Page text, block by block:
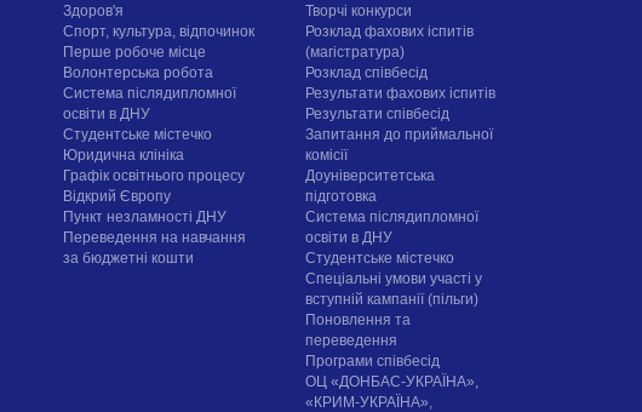
Здоров'я
Спорт, культура, відпочинок
Перше робоче місце
Волонтерська робота
Система післядипломної
освіти в ДНУ
Cтудентське містечко
Юридична клініка
Графік освітнього процесу
Відкрий Європу
Пункт незламності ДНУ
Переведення на навчання
за бюджетні кошти
Творчі конкурси
Розклад фахових іспитів
(магістратура)
Розклад співбесід
Результати фахових іспитів
Результати співбесід
Запитання до приймальної
комісії
Доуніверситетська
підготовка
Система післядипломної
освіти в ДНУ
Cтудентське містечко
Спеціальні умови участі у
вступній кампанії (пільги)
Поновлення та
переведення
Програми співбесід
ОЦ «ДОНБАС-УКРАЇНА»,
«КРИМ-УКРАЇНА»,